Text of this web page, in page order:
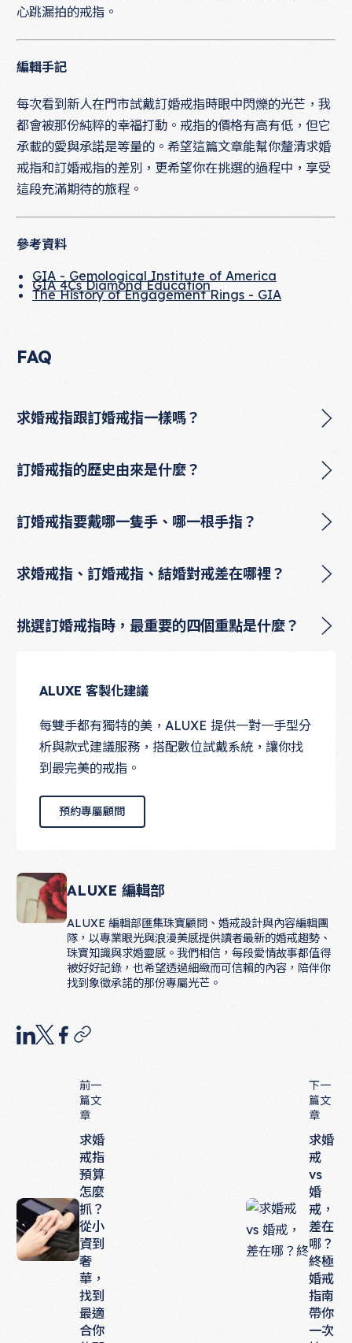
心跳漏拍的戒指。
編輯手記
每次看到新人在門市試戴訂婚戒指時眼中閃爍的光芒，我
都會被那份純粹的幸福打動。戒指的價格有高有低，但它
承載的愛與承諾是等量的。希望這篇文章能幫你釐清求婚
戒指和訂婚戒指的差別，更希望你在挑選的過程中，享受
這段充滿期待的旅程。
參考資料
GIA - Gemological Institute of America
GIA 4Cs Diamond Education
The History of Engagement Rings - GIA
FAQ
求婚戒指跟訂婚戒指一樣嗎？
訂婚戒指的歷史由來是什麼？
訂婚戒指要戴哪一隻手、哪一根手指？
求婚戒指、訂婚戒指、結婚對戒差在哪裡？
挑選訂婚戒指時，最重要的四個重點是什麼？
ALUXE 客製化建議
每雙手都有獨特的美，ALUXE 提供一對一手型分
析與款式建議服務，搭配數位試戴系統，讓你找
到最完美的戒指。
預約專屬顧問
預約專屬顧問
ALUXE 編輯部
ALUXE 編輯部匯集珠寶顧問、婚戒設計與內容編輯團
隊，以專業眼光與浪漫美感提供讀者最新的婚戒趨勢、
珠寶知識與求婚靈感。我們相信，每段愛情故事都值得
被好好記錄，也希望透過細緻而可信賴的內容，陪伴你
找到象徵承諾的那份專屬光芒。
前一
篇文
章
求婚
戒指
預算
怎麼
抓？
從小
資到
奢
華，
找到
最適
合你
下一
篇文
章
求婚
戒
vs
婚
戒，
差在
哪？
終極
婚戒
指南
帶你
一次